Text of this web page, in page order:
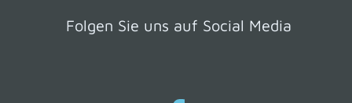
Folgen Sie uns auf Social Media